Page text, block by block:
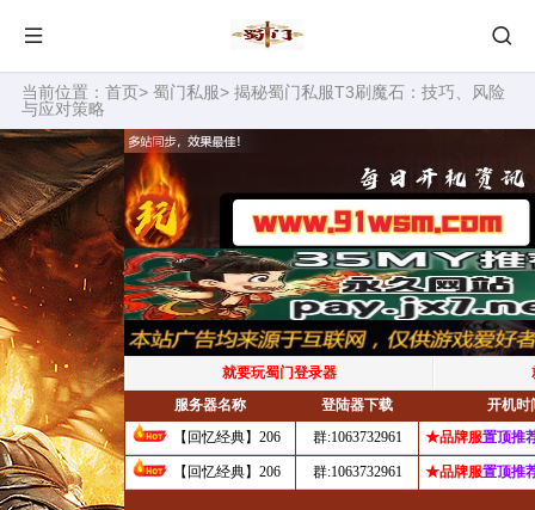
当前位置： 首页> 蜀门私服> 揭秘蜀门私服T3刷魔石：技巧、风险
与应对策略